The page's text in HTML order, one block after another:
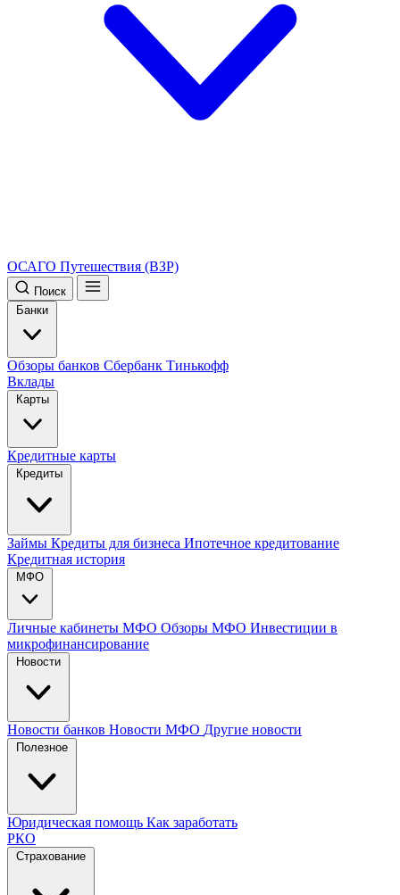
ОСАГО Путешествия (ВЗР)
Поиск
Банки
Обзоры банков Сбербанк Тинькофф
Вклады
Карты
Кредитные карты
Кредиты
Займы Кредиты для бизнеса Ипотечное кредитование
Кредитная история
МФО
Личные кабинеты МФО Обзоры МФО Инвестиции в
микрофинансирование
Новости
Новости банков Новости МФО Другие новости
Полезное
Юридическая помощь Как заработать
РКО
Страхование